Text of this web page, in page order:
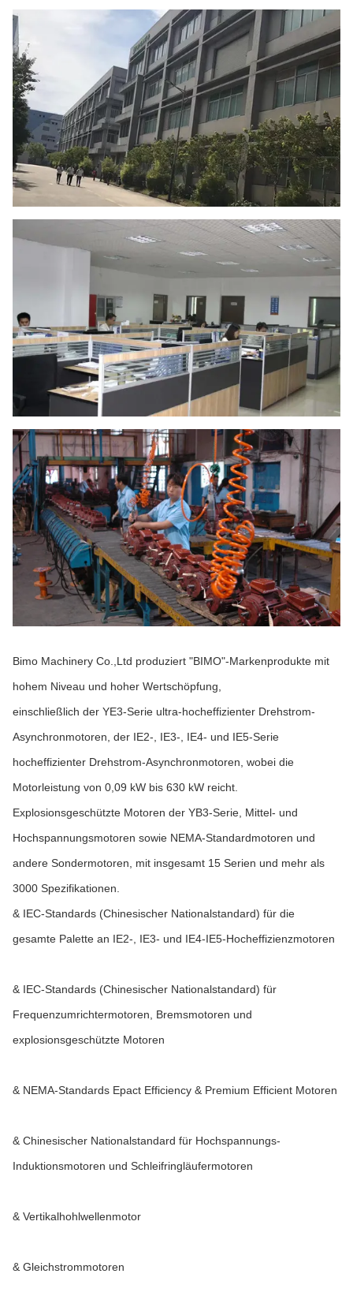
Bimo Machinery Co.,Ltd produziert "BIMO"-Markenprodukte mit
hohem Niveau und hoher Wertschöpfung,
einschließlich der YE3-Serie ultra-hocheffizienter Drehstrom-
Asynchronmotoren, der IE2-, IE3-, IE4- und IE5-Serie
hocheffizienter Drehstrom-Asynchronmotoren, wobei die
Motorleistung von 0,09 kW bis 630 kW reicht.
Explosionsgeschützte Motoren der YB3-Serie, Mittel- und
Hochspannungsmotoren sowie NEMA-Standardmotoren und
andere Sondermotoren, mit insgesamt 15 Serien und mehr als
3000 Spezifikationen.
& IEC-Standards (Chinesischer Nationalstandard) für die
gesamte Palette an IE2-, IE3- und IE4-IE5-Hocheffizienzmotoren
& IEC-Standards (Chinesischer Nationalstandard) für
Frequenzumrichtermotoren, Bremsmotoren und
explosionsgeschützte Motoren
& NEMA-Standards Epact Efficiency & Premium Efficient Motoren
& Chinesischer Nationalstandard für Hochspannungs-
Induktionsmotoren und Schleifringläufermotoren
& Vertikalhohlwellenmotor
& Gleichstrommotoren